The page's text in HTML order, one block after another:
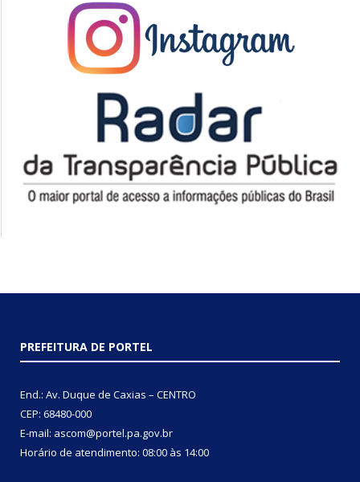
PREFEITURA DE PORTEL
End.: Av. Duque de Caxias – CENTRO
CEP: 68480-000
E-mail: ascom@portel.pa.gov.br
Horário de atendimento: 08:00 às 14:00